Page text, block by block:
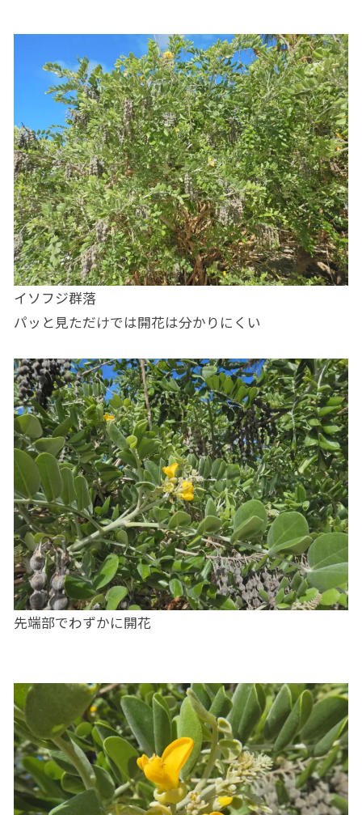
イソフジ群落
パッと見ただけでは開花は分かりにくい
先端部でわずかに開花